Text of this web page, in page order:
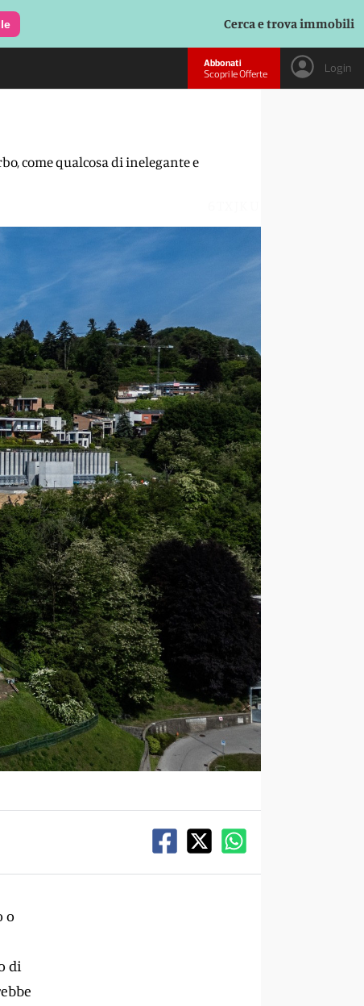
Cerca e trova immobili
Abbonati
Scopri le Offerte
Login
come qualcosa di inelegante e
o
di